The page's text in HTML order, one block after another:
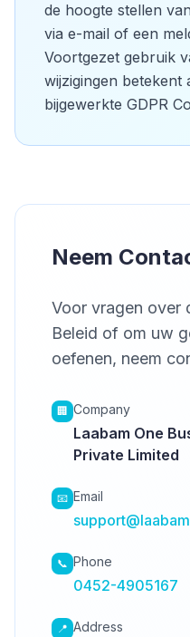
de hoogte stellen
via e-mail of een
Voortgezet gebruik
wijzigingen betekent
bijgewerkte GDPR
Neem
Voor vragen over
Beleid of om uw
oefenen, neem
🏢 Company
Laabam One
Private Limited
📧 Email
📞 Phone
0452-4905167
📍 Address